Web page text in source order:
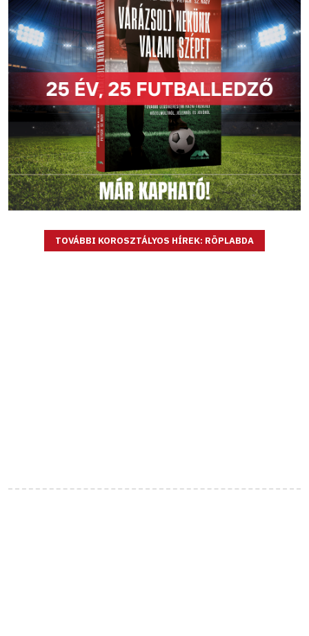
TOVÁBBI KOROSZTÁLYOS HÍREK: RÖPLABDA